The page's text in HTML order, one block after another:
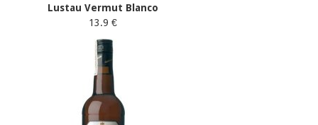
Lustau Vermut Blanco
13.9 €